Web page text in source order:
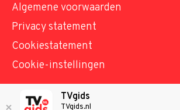
Algemene voorwaarden
Privacy statement
Cookiestatement
Cookie-instellingen
© TVgids.nl 2026 - All rights
TVgids
TVgids.nl